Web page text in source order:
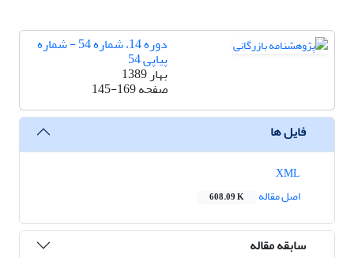
دوره 14، شماره 54 - شماره
پیاپی 54
بهار 1389
صفحه145-169
فایل ها
اصل مقاله
608.09 K
سابقه مقاله